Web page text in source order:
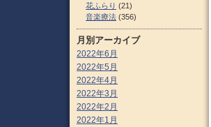
花ふらり (21)
音楽療法 (356)
月別アーカイブ
2022年6月
2022年5月
2022年4月
2022年3月
2022年2月
2022年1月